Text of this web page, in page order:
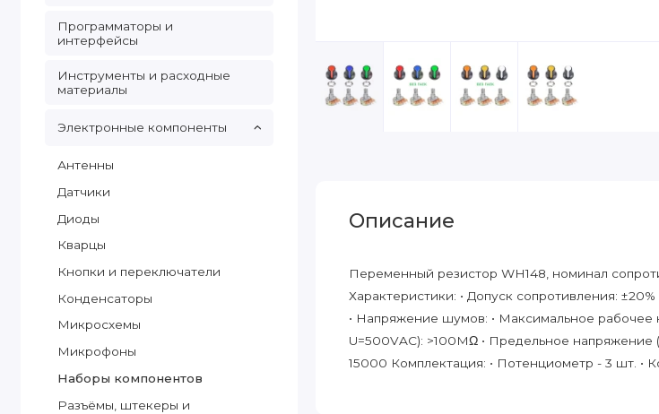
Программаторы и
интерфейсы
Инструменты и расходные
материалы
Электронные компоненты
Антенны
Датчики
Диоды
Кварцы
Кнопки и переключатели
Конденсаторы
Микросхемы
Микрофоны
Наборы компонентов
Разъёмы, штекеры и
Описание
Переменный резистор WH148, номинал
Характеристики: • Допуск сопротивления:
• Напряжение шумов: • Максимальное рабочее
U=500VAC): >100MΩ • Предельное напряжение
15000 Комплектация: • Потенциометр - 3 шт. •